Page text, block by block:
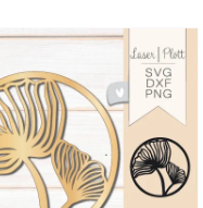
IN DEN WARENKORB
/
DETAILS